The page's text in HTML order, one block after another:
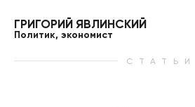
ГРИГОРИЙ ЯВЛИНСКИЙ
Политик, экономист
СТАТЬИ